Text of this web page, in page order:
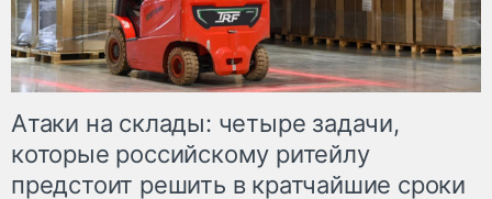
Атаки на склады: четыре задачи,
которые российскому ритейлу
предстоит решить в кратчайшие сроки